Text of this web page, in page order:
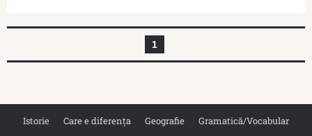
1
Istorie Care e diferența Geografie
Gramatică/Vocabular